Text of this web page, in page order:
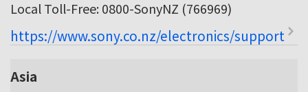
Local Toll-Free: 0800-SonyNZ (766969)
https://www.sony.co.nz/electronics/support
Asia